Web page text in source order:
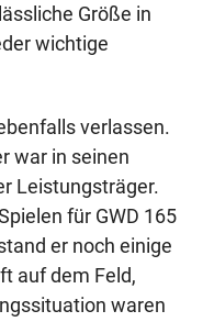
Größe in
wichtige
verlassen.
war in seinen
Leistungsträger.
für GWD 165
er noch einige
auf dem Feld,
waren